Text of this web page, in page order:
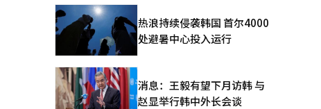
热浪持续侵袭韩国 首尔4000
处避暑中心投入运行
消息：王毅有望下月访韩 与
赵显举行韩中外长会谈